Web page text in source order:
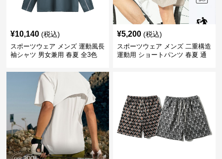
¥10,140 (税込)
スポーツウェア メンズ 運動風長
袖シャツ 男女兼用 春夏 全3色
¥5,200 (税込)
スポーツウェア メンズ 二重構造
運動用 ショートパンツ 春夏 通